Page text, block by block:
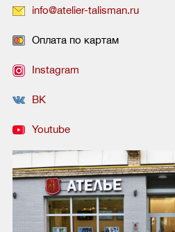
info@atelier-talisman.ru
Оплата по картам
Instagram
ВК
Youtube